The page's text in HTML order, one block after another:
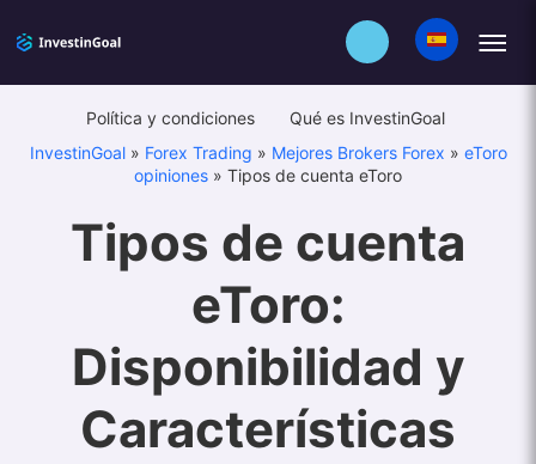
Política y condiciones
Qué es InvestinGoal
InvestinGoal» Forex Trading » Mejores Brokers Forex » eToro
opiniones » Tipos de cuenta eToro
Tipos de cuenta
eToro:
Disponibilidad y
Características